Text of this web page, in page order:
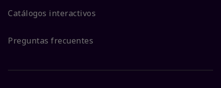
Catálogos interactivos
Preguntas frecuentes